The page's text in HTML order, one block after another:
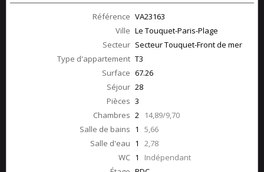
Référence VA23163
Ville Le Touquet-Paris-Plage
Secteur Secteur Touquet-Front de mer
Type d'appartement T3
Surface 67.26
Séjour 28
Pièces 3
Chambres 2
14,89/9,70
Salle de bains 1 5,66
Salle d'eau 1 2,78
WC 1 Indépendant